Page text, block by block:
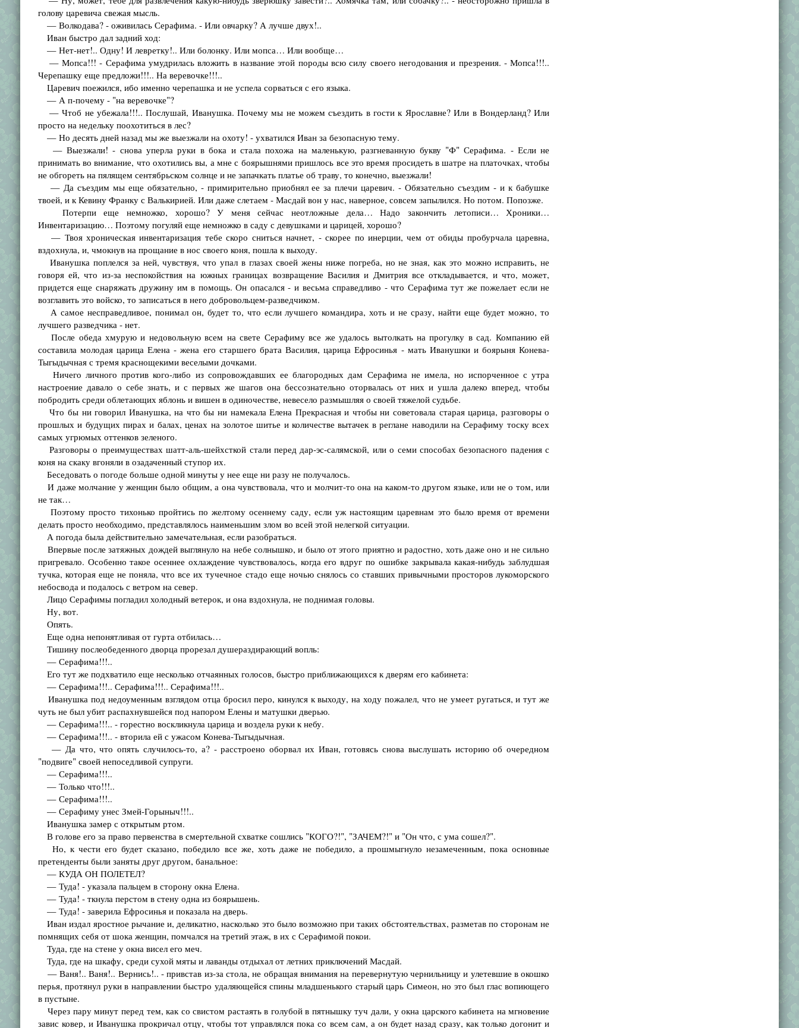
голову царевича свежая мысль.
— Волкодава? - оживилась Серафима. - Или овчарку? А лучше двух!..
Иван быстро дал задний ход:
— Нет-нет!.. Одну! И левретку!.. Или болонку. Или мопса… Или вообще…
— Мопса!!! - Серафима умудрилась вложить в название этой породы всю силу своего негодования и презрения. - Мопса!!!..
Черепашку еще предложи!!!.. На веревочке!!!..
Царевич поежился, ибо именно черепашка и не успела сорваться с его языка.
— А п-почему - "на веревочке"?
— Чтоб не убежала!!!.. Послушай, Иванушка. Почему мы не можем съездить в гости к Ярославне? Или в Вондерланд? Или
просто на недельку поохотиться в лес?
— Но десять дней назад мы же выезжали на охоту! - ухватился Иван за безопасную тему.
— Выезжали! - снова уперла руки в бока и стала похожа на маленькую, разгневанную букву "Ф" Серафима. - Если не
принимать во внимание, что охотились вы, а мне с боярышнями пришлось все это время просидеть в шатре на платочках, чтобы
не обгореть на пялящем сентябрьском солнце и не запачкать платье об траву, то конечно, выезжали!
— Да съездим мы еще обязательно, - примирительно приобнял ее за плечи царевич. - Обязательно съездим - и к бабушке
твоей, и к Кевину Франку с Валькирией. Или даже слетаем - Масдай вон у нас, наверное, совсем запылился. Но потом. Попозже.
Потерпи еще немножко, хорошо? У меня сейчас неотложные дела… Надо закончить летописи… Хроники…
Инвентаризацию… Поэтому погуляй еще немножко в саду с девушками и царицей, хорошо?
— Твоя хроническая инвентаризация тебе скоро сниться начнет, - скорее по инерции, чем от обиды пробурчала царевна,
вздохнула, и, чмокнув на прощание в нос своего коня, пошла к выходу.
Иванушка поплелся за ней, чувствуя, что упал в глазах своей жены ниже погреба, но не зная, как это можно исправить, не
говоря ей, что из-за неспокойствия на южных границах возвращение Василия и Дмитрия все откладывается, и что, может,
придется еще снаряжать дружину им в помощь. Он опасался - и весьма справедливо - что Серафима тут же пожелает если не
возглавить это войско, то записаться в него добровольцем-разведчиком.
А самое несправедливое, понимал он, будет то, что если лучшего командира, хоть и не сразу, найти еще будет можно, то
лучшего разведчика - нет.
После обеда хмурую и недовольную всем на свете Серафиму все же удалось вытолкать на прогулку в сад. Компанию ей
составила молодая царица Елена - жена его старшего брата Василия, царица Ефросинья - мать Иванушки и боярыня Конева-
Тыгыдычная с тремя краснощекими веселыми дочками.
Ничего личного против кого-либо из сопровождавших ее благородных дам Серафима не имела, но испорченное с утра
настроение давало о себе знать, и с первых же шагов она бессознательно оторвалась от них и ушла далеко вперед, чтобы
побродить среди облетающих яблонь и вишен в одиночестве, невесело размышляя о своей тяжелой судьбе.
Что бы ни говорил Иванушка, на что бы ни намекала Елена Прекрасная и чтобы ни советовала старая царица, разговоры о
прошлых и будущих пирах и балах, ценах на золотое шитье и количестве вытачек в реглане наводили на Серафиму тоску всех
самых угрюмых оттенков зеленого.
Разговоры о преимуществах шатт-аль-шейхсткой стали перед дар-эс-салямской, или о семи способах безопасного падения с
коня на скаку вгоняли в озадаченный ступор их.
Беседовать о погоде больше одной минуты у нее еще ни разу не получалось.
И даже молчание у женщин было общим, а она чувствовала, что и молчит-то она на каком-то другом языке, или не о том, или
не так…
Поэтому просто тихонько пройтись по желтому осеннему саду, если уж настоящим царевнам это было время от времени
делать просто необходимо, представлялось наименьшим злом во всей этой нелегкой ситуации.
А погода была действительно замечательная, если разобраться.
Впервые после затяжных дождей выглянуло на небе солнышко, и было от этого приятно и радостно, хоть даже оно и не сильно
пригревало. Особенно такое осеннее охлаждение чувствовалось, когда его вдруг по ошибке закрывала какая-нибудь заблудшая
тучка, которая еще не поняла, что все их тучечное стадо еще ночью снялось со ставших привычными просторов лукоморского
небосвода и подалось с ветром на север.
Лицо Серафимы погладил холодный ветерок, и она вздохнула, не поднимая головы.
Ну, вот.
Опять.
Еще одна непонятливая от гурта отбилась…
Тишину послеобеденного дворца прорезал душераздирающий вопль:
— Серафима!!!..
Его тут же подхватило еще несколько отчаянных голосов, быстро приближающихся к дверям его кабинета:
— Серафима!!!.. Серафима!!!.. Серафима!!!..
Иванушка под недоуменным взглядом отца бросил перо, кинулся к выходу, на ходу пожалел, что не умеет ругаться, и тут же
чуть не был убит распахнувшейся под напором Елены и матушки дверью.
— Серафима!!!.. - горестно воскликнула царица и воздела руки к небу.
— Серафима!!!.. - вторила ей с ужасом Конева-Тыгыдычная.
— Да что, что опять случилось-то, а? - расстроено оборвал их Иван, готовясь снова выслушать историю об очередном
"подвиге" своей непоседливой супруги.
— Серафима!!!..
— Только что!!!..
— Серафима!!!..
— Серафиму унес Змей-Горыныч!!!..
Иванушка замер с открытым ртом.
В голове его за право первенства в смертельной схватке сошлись "КОГО?!", "ЗАЧЕМ?!" и "Он что, с ума сошел?".
Но, к чести его будет сказано, победило все же, хоть даже не победило, а прошмыгнуло незамеченным, пока основные
претенденты были заняты друг другом, банальное:
— КУДА ОН ПОЛЕТЕЛ?
— Туда! - указала пальцем в сторону окна Елена.
— Туда! - ткнула перстом в стену одна из боярышень.
— Туда! - заверила Ефросинья и показала на дверь.
Иван издал яростное рычание и, деликатно, насколько это было возможно при таких обстоятельствах, разметав по сторонам не
помнящих себя от шока женщин, помчался на третий этаж, в их с Серафимой покои.
Туда, где на стене у окна висел его меч.
Туда, где на шкафу, среди сухой мяты и лаванды отдыхал от летних приключений Масдай.
— Ваня!.. Ваня!.. Вернись!.. - привстав из-за стола, не обращая внимания на перевернутую чернильницу и улетевшие в окошко
перья, протянул руки в направлении быстро удаляющейся спины младшенького старый царь Симеон, но это был глас вопиющего
в пустыне.
Через пару минут перед тем, как со свистом растаять в голубой в пятнышку туч дали, у окна царского кабинета на мгновение
завис ковер, и Иванушка прокричал отцу, чтобы тот управлялся пока со всем сам, а он будет назад сразу, как только догонит и